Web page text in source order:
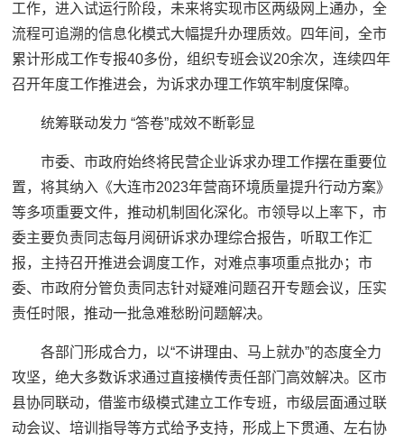
工作，进入试运行阶段，未来将实现市区两级网上通办，全
流程可追溯的信息化模式大幅提升办理质效。四年间，全市
累计形成工作专报40多份，组织专班会议20余次，连续四年
召开年度工作推进会，为诉求办理工作筑牢制度保障。
统筹联动发力 “答卷”成效不断彰显
市委、市政府始终将民营企业诉求办理工作摆在重要位
置，将其纳入《大连市2023年营商环境质量提升行动方案》
等多项重要文件，推动机制固化深化。市领导以上率下，市
委主要负责同志每月阅研诉求办理综合报告，听取工作汇
报，主持召开推进会调度工作，对难点事项重点批办；市
委、市政府分管负责同志针对疑难问题召开专题会议，压实
责任时限，推动一批急难愁盼问题解决。
各部门形成合力，以“不讲理由、马上就办”的态度全力
攻坚，绝大多数诉求通过直接横传责任部门高效解决。区市
县协同联动，借鉴市级模式建立工作专班，市级层面通过联
动会议、培训指导等方式给予支持，形成上下贯通、左右协